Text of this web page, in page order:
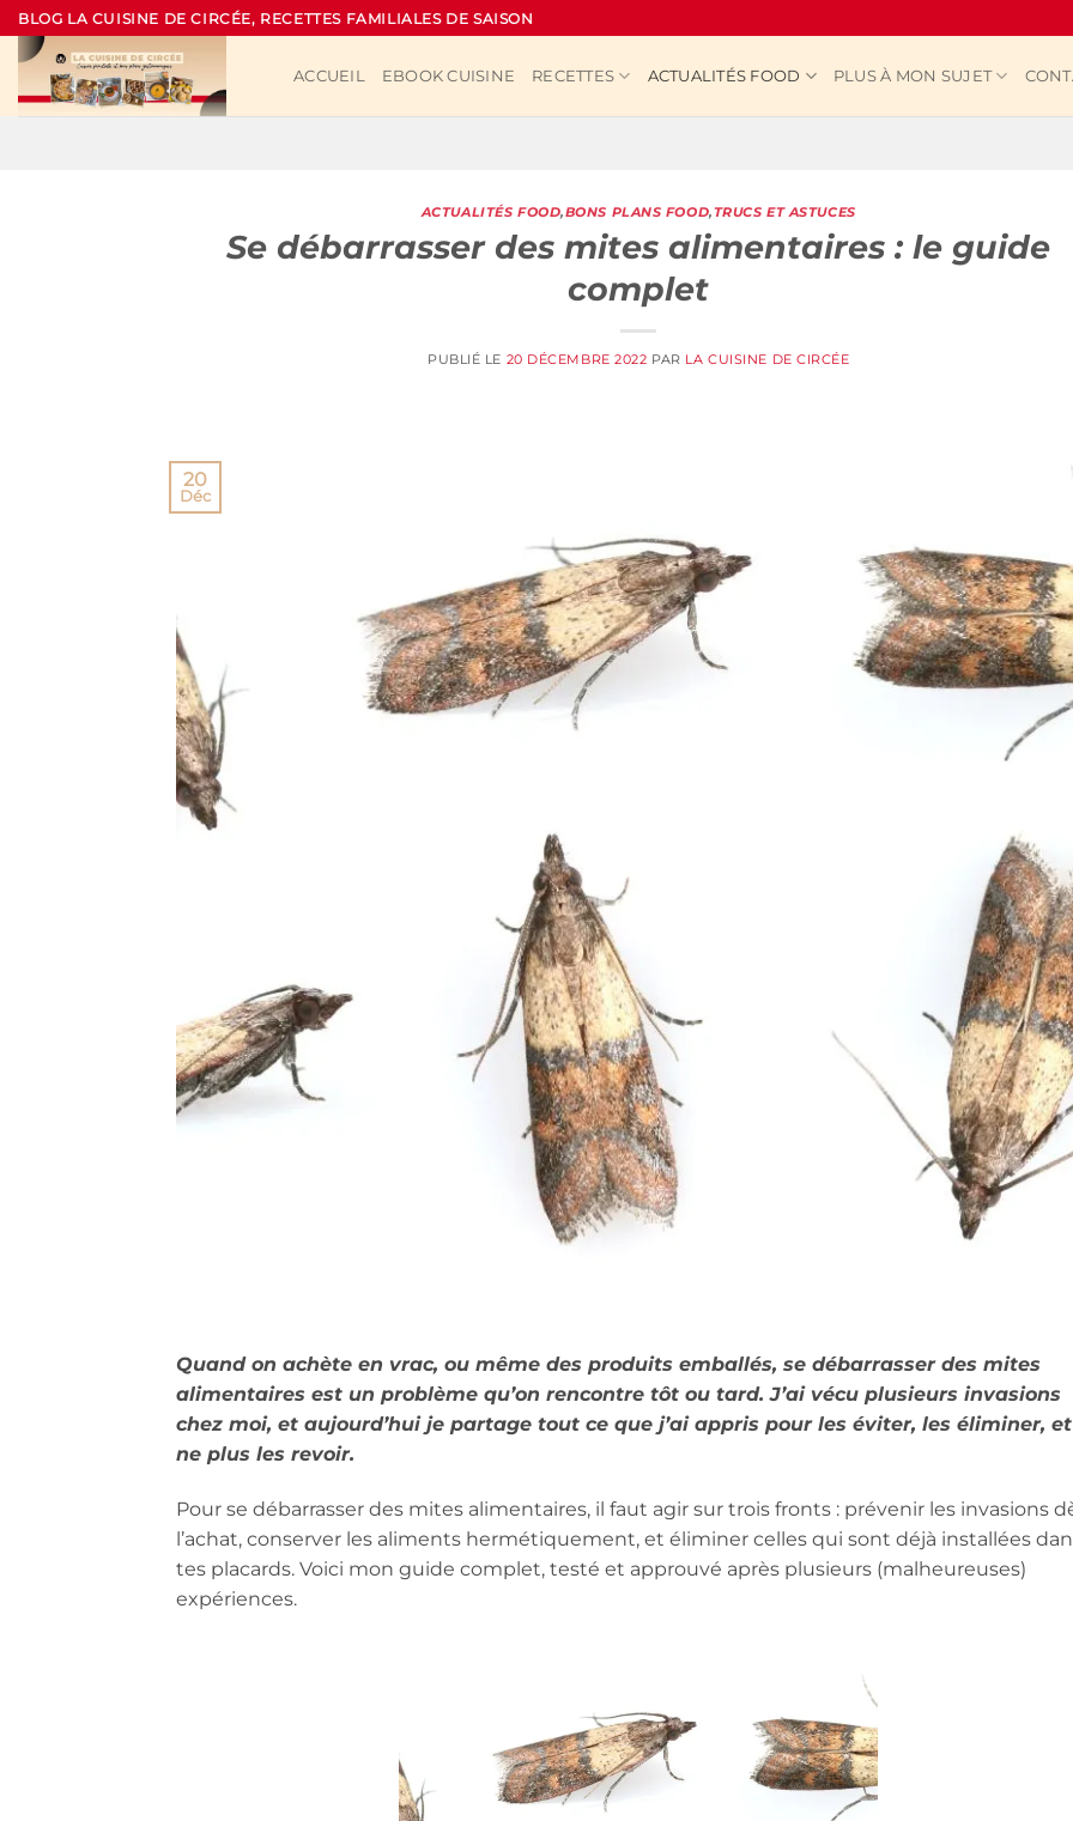
Passer
au
contenu
BLOG LA CUISINE DE CIRCÉE, RECETTES FAMILIALES DE SAISON
ACCUEIL EBOOK CUISINE RECETTES ACTUALITÉS FOOD PLUS À MON SUJET
ACTUALITÉS FOOD,BONS PLANS FOOD,TRUCS ET ASTUCES
Se débarrasser des mites alimentaires : le guide
complet
PUBLIÉ LE 20 DÉCEMBRE 2022 PAR LA CUISINE DE CIRCÉE
20
Déc
Quand on achète en vrac, ou même des produits emballés, se débarrasser des mites
alimentaires est un problème qu’on rencontre tôt ou tard. J’ai vécu plusieurs invasions
chez moi, et aujourd’hui je partage tout ce que j’ai appris pour les éviter, les éliminer, et
ne plus les revoir.
Pour se débarrasser des mites alimentaires, il faut agir sur trois fronts : prévenir les invasions
l’achat, conserver les aliments hermétiquement, et éliminer celles qui sont déjà installées
tes placards. Voici mon guide complet, testé et approuvé après plusieurs (malheureuses)
expériences.